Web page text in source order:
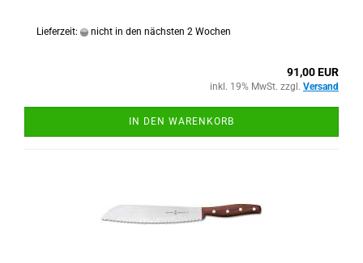
Lieferzeit: nicht in den nächsten 2 Wochen
91,00 EUR
inkl. 19% MwSt. zzgl. Versand
IN DEN WARENKORB